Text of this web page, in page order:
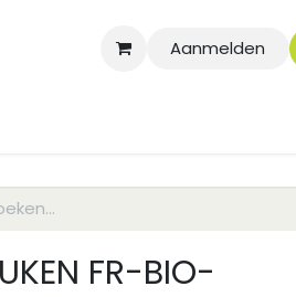
Aanmelden
FR-BIO-